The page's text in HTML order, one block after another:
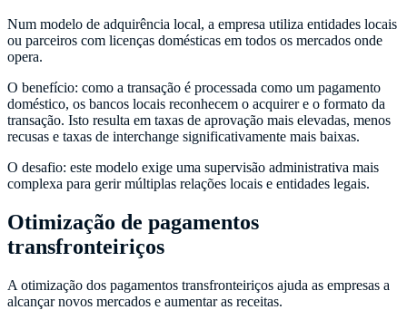
Num modelo de adquirência local, a empresa utiliza entidades locais
ou parceiros com licenças domésticas em todos os mercados onde
opera.
O benefício: como a transação é processada como um pagamento
doméstico, os bancos locais reconhecem o acquirer e o formato da
transação. Isto resulta em taxas de aprovação mais elevadas, menos
recusas e taxas de interchange significativamente mais baixas.
O desafio: este modelo exige uma supervisão administrativa mais
complexa para gerir múltiplas relações locais e entidades legais.
Otimização de pagamentos
transfronteiriços
A otimização dos pagamentos transfronteiriços ajuda as empresas a
alcançar novos mercados e aumentar as receitas.